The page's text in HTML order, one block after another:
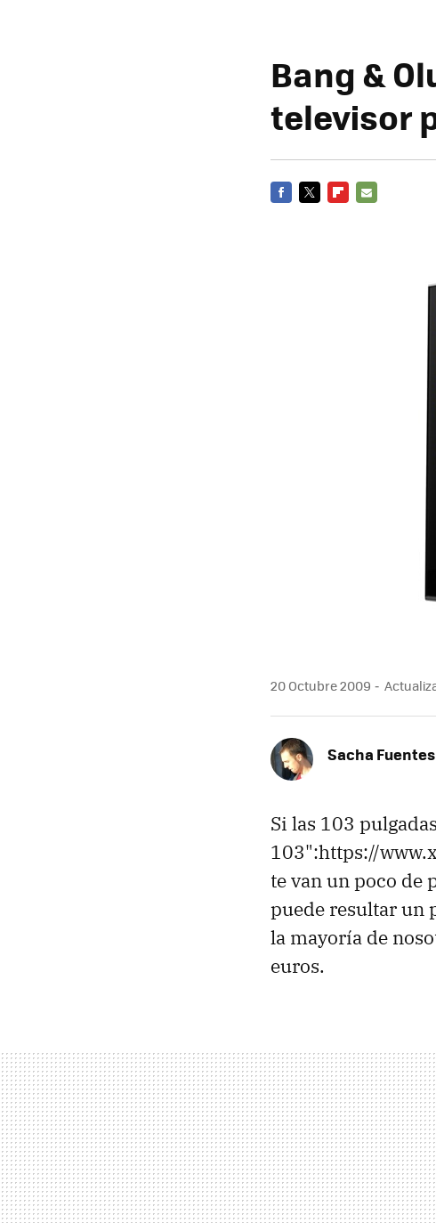
Bang &
televisor
20 Octubre 2009
Sacha Fuentes
Si las 103
103":https://
te van un poco de
puede resultar un
la mayoría de
euros.